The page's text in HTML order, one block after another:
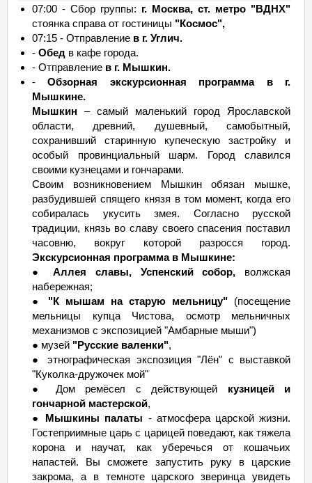
07:00 - Сбор группы: г. Москва, ст. метро "ВДНХ"
стоянка справа от гостиницы "Космос",
07:15 - Отправление в г. Углич.
- Обед в кафе города.
- Отправление в г. Мышкин.
-Обзорная экскурсионная программа в г.
Мышкине.
Мышкин – самый маленький город Ярославской
области, древний, душевный, самобытный,
сохранивший старинную купеческую застройку и
особый провинциальный шарм. Город славился
своими кузнецами и гончарами.
Своим возникновением Мышкин обязан мышке,
разбудившей спящего князя в том момент, когда его
собиралась укусить змея. Согласно русской
традиции, князь во славу своего спасения поставил
часовню, вокруг которой разросся город.
Экскурсионная программа в Мышкине:
●
Аллея славы, Успенский собор, волжская
набережная;
● "К мышам на старую мельницу" (посещение
мельницы купца Чистова, осмотр мельничных
механизмов с экспозицией "Амбарные мыши")
● музей "Русские валенки",
● этнографическая экспозиция "Лён" с выставкой
"Куколка-дружочек мой"
● Дом ремёсел с действующей кузницей и
гончарной мастерской,
● Мышкины палаты - атмосфера царской жизни.
Гостеприимные царь с царицей поведают, как тяжела
корона и научат, как уберечься от кошачьих
напастей. Вы сможете запустить руку в царские
закрома, а в темноте царского зверинца увидеть